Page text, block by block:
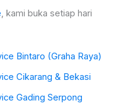
, kami buka setiap hari
Bintaro (Graha Raya)
Cikarang & Bekasi
Gading Serpong